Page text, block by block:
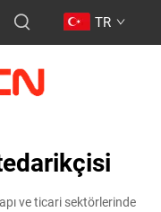
TR
ve ticari sektörlerinde